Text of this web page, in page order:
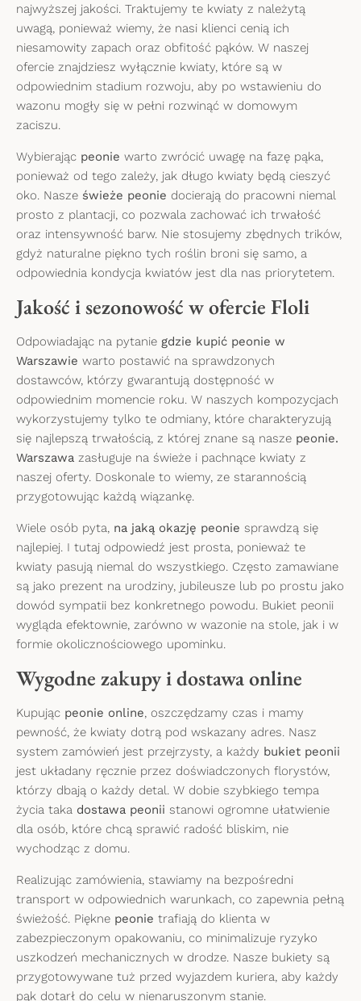
najwyższej jakości. Traktujemy te kwiaty z należytą
uwagą, ponieważ wiemy, że nasi klienci cenią ich
niesamowity zapach oraz obfitość pąków. W naszej
ofercie znajdziesz wyłącznie kwiaty, które są w
odpowiednim stadium rozwoju, aby po wstawieniu do
wazonu mogły się w pełni rozwinąć w domowym
zaciszu.
Wybierając peonie warto zwrócić uwagę na fazę pąka,
ponieważ od tego zależy, jak długo kwiaty będą cieszyć
oko. Nasze świeże peonie docierają do pracowni niemal
prosto z plantacji, co pozwala zachować ich trwałość
oraz intensywność barw. Nie stosujemy zbędnych trików,
gdyż naturalne piękno tych roślin broni się samo, a
odpowiednia kondycja kwiatów jest dla nas priorytetem.
Jakość i sezonowość w ofercie Floli
Odpowiadając na pytanie gdzie kupić peonie w
Warszawie warto postawić na sprawdzonych
dostawców, którzy gwarantują dostępność w
odpowiednim momencie roku. W naszych kompozycjach
wykorzystujemy tylko te odmiany, które charakteryzują
się najlepszą trwałością, z której znane są nasze peonie.
Warszawa zasługuje na świeże i pachnące kwiaty z
naszej oferty. Doskonale to wiemy, ze starannością
przygotowując każdą wiązankę.
Wiele osób pyta, na jaką okazję peonie sprawdzą się
najlepiej. I tutaj odpowiedź jest prosta, ponieważ te
kwiaty pasują niemal do wszystkiego. Często zamawiane
są jako prezent na urodziny, jubileusze lub po prostu jako
dowód sympatii bez konkretnego powodu. Bukiet peonii
wygląda efektownie, zarówno w wazonie na stole, jak i w
formie okolicznościowego upominku.
Wygodne zakupy i dostawa online
Kupując peonie online, oszczędzamy czas i mamy
pewność, że kwiaty dotrą pod wskazany adres. Nasz
system zamówień jest przejrzysty, a każdy bukiet peonii
jest układany ręcznie przez doświadczonych florystów,
którzy dbają o każdy detal. W dobie szybkiego tempa
życia taka dostawa peonii stanowi ogromne ułatwienie
dla osób, które chcą sprawić radość bliskim, nie
wychodząc z domu.
Realizując zamówienia, stawiamy na bezpośredni
transport w odpowiednich warunkach, co zapewnia pełną
świeżość. Piękne peonie trafiają do klienta w
zabezpieczonym opakowaniu, co minimalizuje ryzyko
uszkodzeń mechanicznych w drodze. Nasze bukiety są
przygotowywane tuż przed wyjazdem kuriera, aby każdy
pąk dotarł do celu w nienaruszonym stanie.